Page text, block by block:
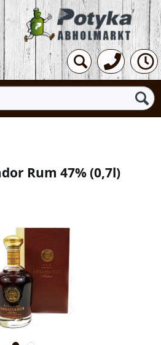
Rum 47%(0,7l)